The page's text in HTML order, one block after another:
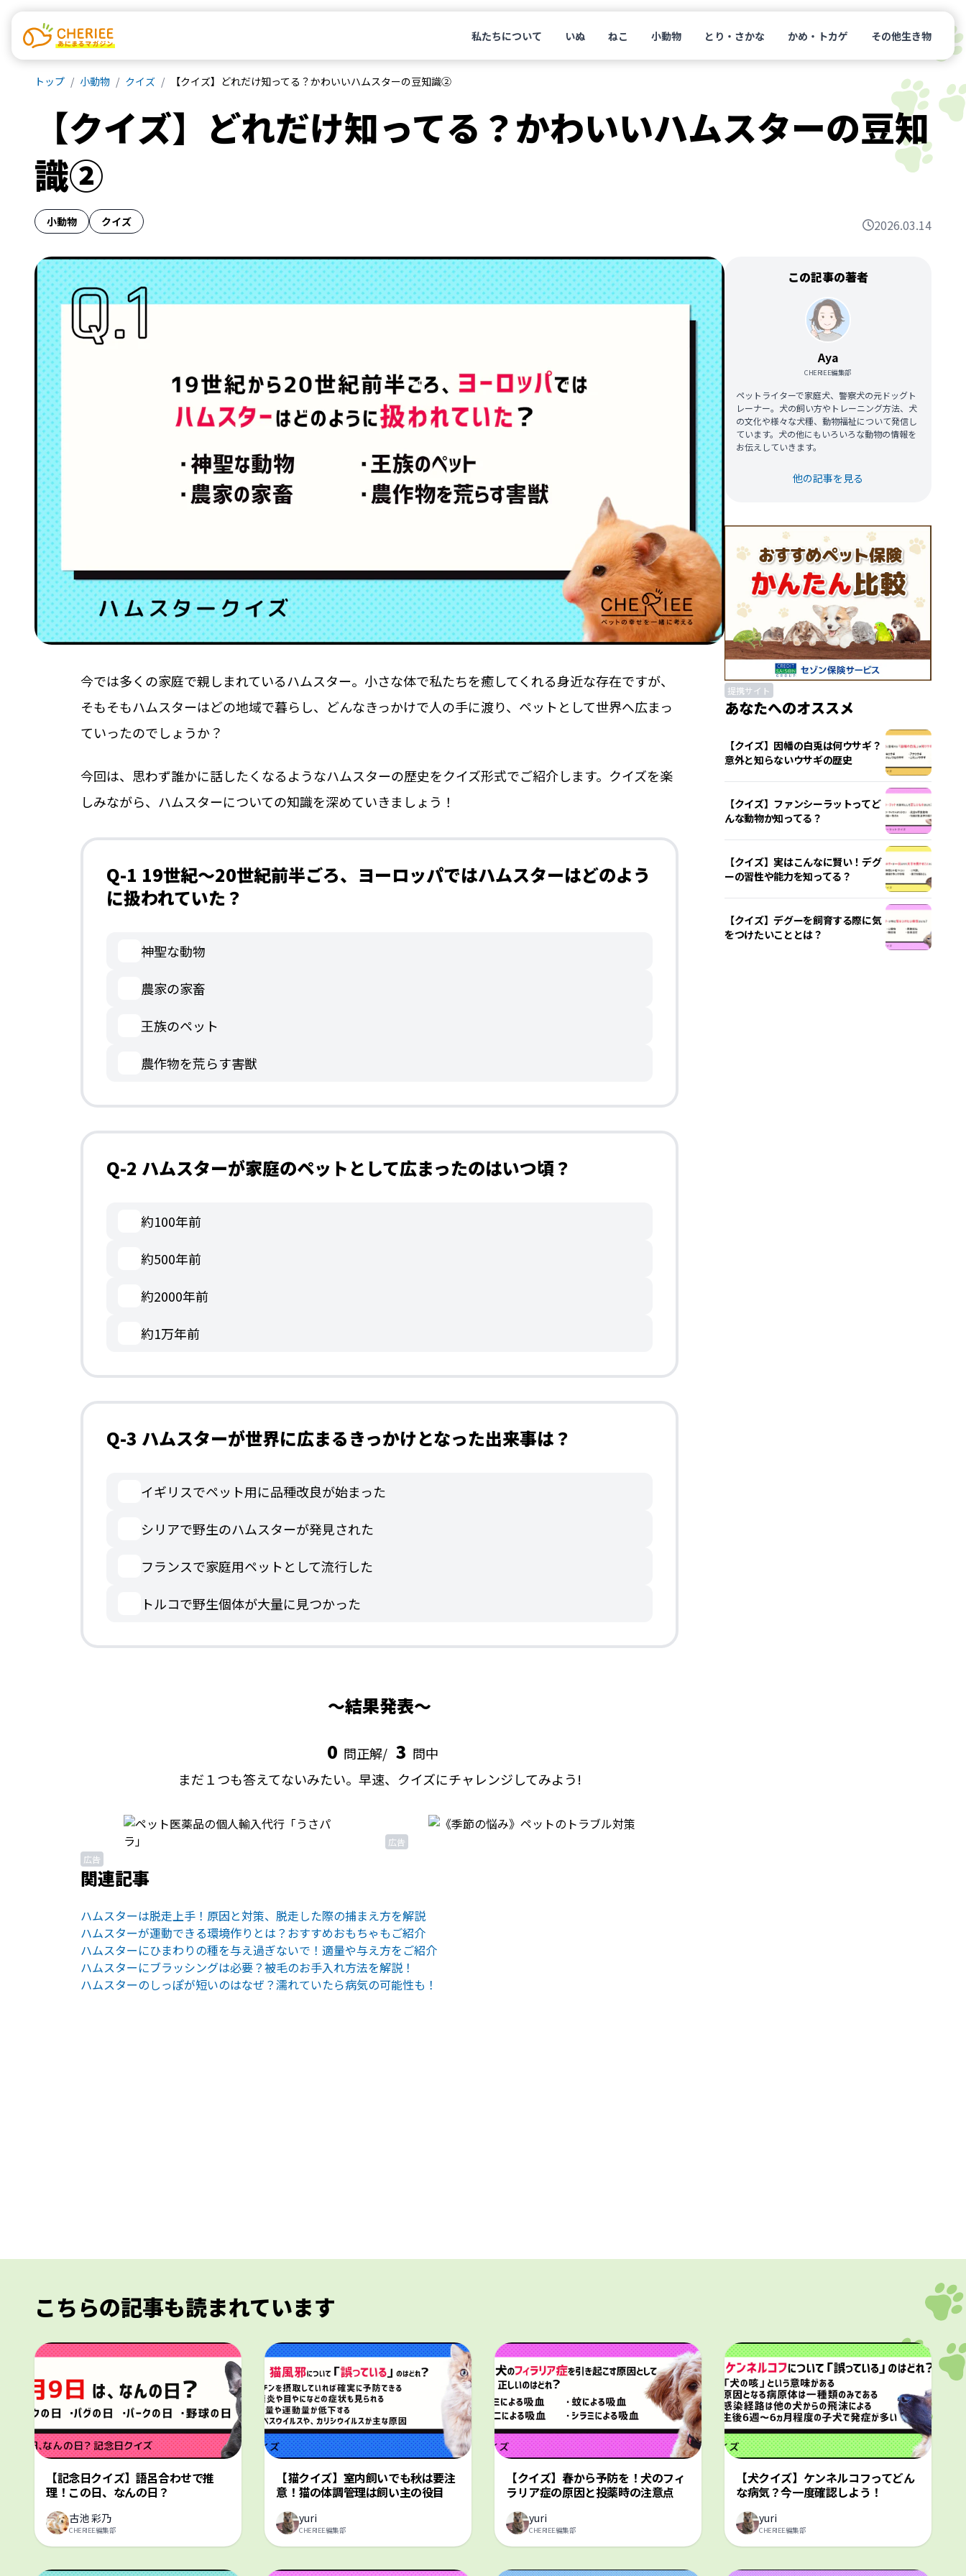
私たちについて いぬ ねこ 小動物 とり・さかな かめ・トカゲ その他生き物
トップ 小動物 クイズ 【クイズ】どれだけ知ってる？かわいいハムスターの豆知識②
【クイズ】どれだけ知ってる？かわいいハムスターの豆知
識②
小動物 クイズ 2026.03.14
今では多くの家庭で親しまれているハムスター。小さな体で私たちを癒してくれる身近な存在ですが、
そもそもハムスターはどの地域で暮らし、どんなきっかけで人の手に渡り、ペットとして世界へ広まっ
ていったのでしょうか？
今回は、思わず誰かに話したくなるようなハムスターの歴史をクイズ形式でご紹介します。クイズを楽
しみながら、ハムスターについての知識を深めていきましょう！
Q-1 19世紀〜20世紀前半ごろ、ヨーロッパではハムスターはどのよう
に扱われていた？
神聖な動物
農家の家畜
王族のペット
農作物を荒らす害獣
Q-2 ハムスターが家庭のペットとして広まったのはいつ頃？
約100年前
約500年前
約2000年前
約1万年前
Q-3 ハムスターが世界に広まるきっかけとなった出来事は？
イギリスでペット用に品種改良が始まった
シリアで野生のハムスターが発見された
フランスで家庭用ペットとして流行した
トルコで野生個体が大量に見つかった
結果発表
0 問正解/ 3 問中
まだ１つも答えてないみたい。早速、クイズにチャレンジしてみよう!
広告
広告
関連記事
ハムスターは脱走上手！原因と対策、脱走した際の捕まえ方を解説
ハムスターが運動できる環境作りとは？おすすめおもちゃもご紹介
ハムスターにひまわりの種を与え過ぎないで！適量や与え方をご紹介
ハムスターにブラッシングは必要？被毛のお手入れ方法を解説！
ハムスターのしっぽが短いのはなぜ？濡れていたら病気の可能性も！
この記事の著者
Aya
CHERIEE編集部
ペットライターで家庭犬、警察犬の元ドッグト
レーナー。犬の飼い方やトレーニング方法、犬
の文化や様々な犬種、動物福祉について発信し
ています。犬の他にもいろいろな動物の情報を
お伝えしていきます。
他の記事を見る
提携サイト
あなたへのオススメ
【クイズ】因幡の白兎は何ウサギ？
意外と知らないウサギの歴史
【クイズ】ファンシーラットってど
んな動物か知ってる？
【クイズ】実はこんなに賢い！デグ
ーの習性や能力を知ってる？
【クイズ】デグーを飼育する際に気
をつけたいこととは？
こちらの記事も読まれています
【記念日クイズ】語呂合わせで推
理！この日、なんの日？
古池 彩乃
CHERIEE編集部
【猫クイズ】室内飼いでも秋は要注
意！猫の体調管理は飼い主の役目
yuri
CHERIEE編集部
【クイズ】春から予防を！犬のフィ
ラリア症の原因と投薬時の注意点
yuri
CHERIEE編集部
【犬クイズ】ケンネルコフってどん
な病気？今一度確認しよう！
yuri
CHERIEE編集部